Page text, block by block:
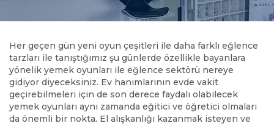
Her geçen gün yeni oyun çeşitleri ile daha farklı eğlence
tarzları ile tanıştığımız şu günlerde özellikle bayanlara
yönelik yemek oyunları ile eğlence sektörü nereye
gidiyor diyeceksiniz. Ev hanımlarının evde vakit
geçirebilmeleri için de son derece faydalı olabilecek
yemek oyunları aynı zamanda eğitici ve öğretici olmaları
da önemli bir nokta. El alışkanlığı kazanmak isteyen ve